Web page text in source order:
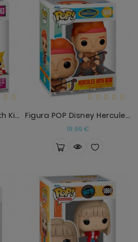
Figura POP Queen With King Figura POP Disney Hercules - Hercules With Bow
18,99 €Precio